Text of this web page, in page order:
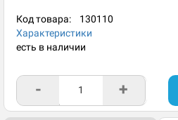
Код товара: 130110
Характеристики
есть в наличии
- +